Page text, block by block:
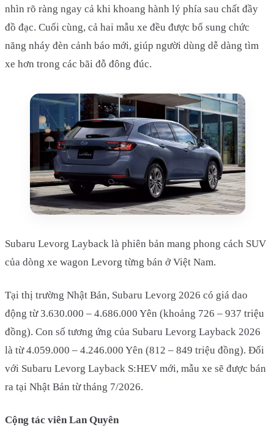
nhìn rõ ràng ngay cả khi khoang hành lý phía sau chất đầy
đồ đạc. Cuối cùng, cả hai mẫu xe đều được bổ sung chức
năng nháy đèn cảnh báo mới, giúp người dùng dễ dàng tìm
xe hơn trong các bãi đỗ đông đúc.
Subaru Levorg Layback là phiên bản mang phong cách SUV
của dòng xe wagon Levorg từng bán ở Việt Nam.
Tại thị trường Nhật Bản, Subaru Levorg 2026 có giá dao
động từ 3.630.000 – 4.686.000 Yên (khoảng 726 – 937 triệu
đồng). Con số tương ứng của Subaru Levorg Layback 2026
là từ 4.059.000 – 4.246.000 Yên (812 – 849 triệu đồng). Đối
với Subaru Levorg Layback S:HEV mới, mẫu xe sẽ được bán
ra tại Nhật Bản từ tháng 7/2026.
Cộng tác viên Lan Quyên